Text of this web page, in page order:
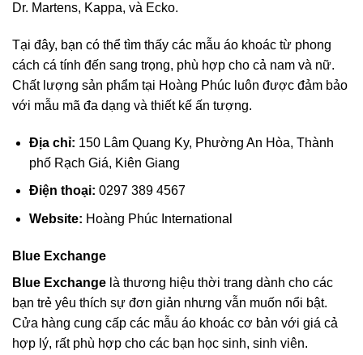
Dr. Martens, Kappa, và Ecko.
Tại đây, bạn có thể tìm thấy các mẫu áo khoác từ phong
cách cá tính đến sang trọng, phù hợp cho cả nam và nữ.
Chất lượng sản phẩm tại Hoàng Phúc luôn được đảm bảo
với mẫu mã đa dạng và thiết kế ấn tượng.
Địa chỉ: 150 Lâm Quang Ky, Phường An Hòa, Thành
phố Rạch Giá, Kiên Giang
Điện thoại: 0297 389 4567
Website: Hoàng Phúc International
Blue Exchange
Blue Exchange là thương hiệu thời trang dành cho các
bạn trẻ yêu thích sự đơn giản nhưng vẫn muốn nổi bật.
Cửa hàng cung cấp các mẫu áo khoác cơ bản với giá cả
hợp lý, rất phù hợp cho các bạn học sinh, sinh viên.